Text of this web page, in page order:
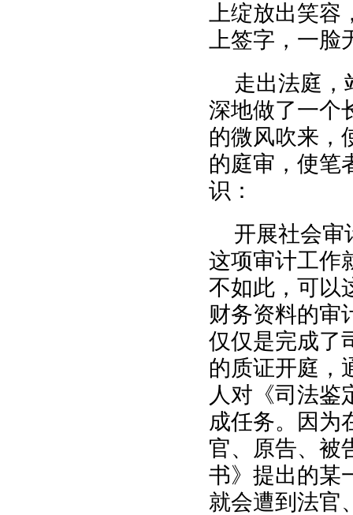
上绽放出笑
上签字，一
走出法庭，
深地做了一个
的微风吹来，
的庭审，使笔
识：
开展社会审
这项审计工作
不如此，可以
财务资料的审
仅仅是完成了
的质证开庭，
人对《司法鉴
成任务。因为
官、原告、被
书》提出的某
就会遭到法官